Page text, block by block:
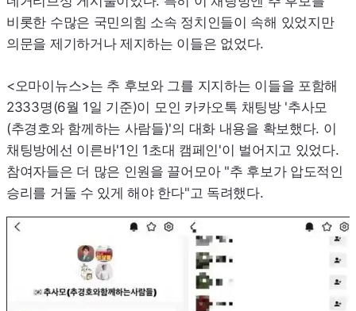
비롯한 수많은 국민의힘 소속 정치인들이 속해 있었지만
의문을 제기하거나 제지하는 이들은 없었다.
<오마이뉴스>는 추 후보와 그를 지지하는 이들을 포함해
2333명(6월 1일 기준)이 모인 카카오톡 채팅방 '추사모
(추경호와 함께하는 사람들)'의 대화 내용을 확보했다. 이
채팅방에선 이른바'1 인 1초대 캠페인'이 벌어지고 있었다.
참여자들은 더 많은 인원을 끌어모아 "추 후보가 압도적인
승리를 거둘 수 있게 해야 한다"고 독려했다.